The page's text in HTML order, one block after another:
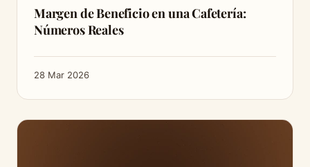
Margen de Beneficio en una Cafetería:
Números Reales
28 Mar 2026